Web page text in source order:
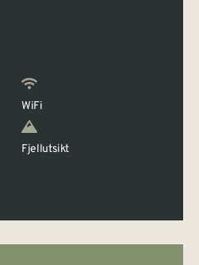
WiFi
Fjellutsikt